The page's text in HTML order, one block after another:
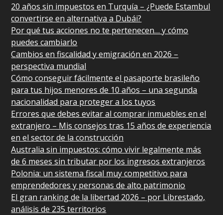
20 años sin impuestos en Turquía – ¿Puede Estambul
convertirse en alternativa a Dubái?
Por qué tus acciones no te pertenecen… y cómo
puedes cambiarlo
Cambios en fiscalidad y emigración en 2026 –
perspectiva mundial
Cómo conseguir fácilmente el pasaporte brasileño
para tus hijos menores de 10 años – una segunda
nacionalidad para proteger a los tuyos
Errores que debes evitar al comprar inmuebles en el
extranjero – Mis consejos tras 15 años de experiencia
en el sector de la construcción
Australia sin impuestos: cómo vivir legalmente más
de 6 meses sin tributar por los ingresos extranjeros
Polonia: un sistema fiscal muy competitivo para
emprendedores y personas de alto patrimonio
El gran ranking de la libertad 2026 – por Librestado,
análisis de 235 territorios